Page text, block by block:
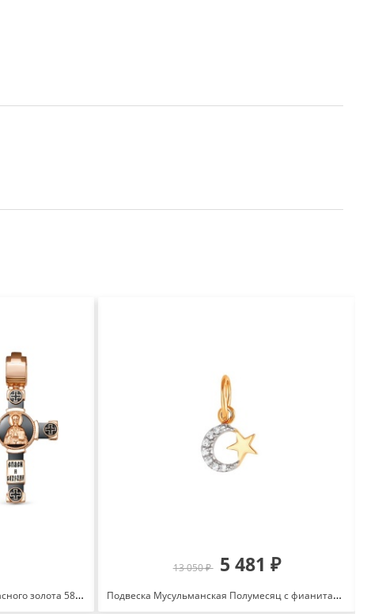
Крест с ониксом и эмалью из красного золота 585 080043
13 050 ₽ 5 481 ₽
Подвеска Мусульманская Полумесяц с фианитами из красного золота 585 с родированием 3221907 1 1 1